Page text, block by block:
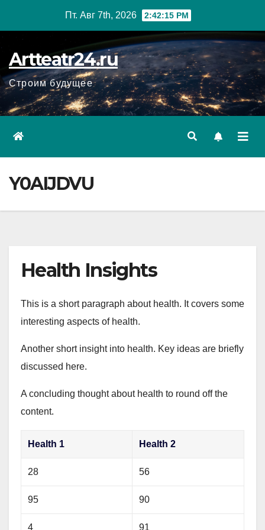
Пт. Авг 7th, 2026 2:42:16 PM
Artteatr24.ru
Строим будущее
Y0AIJDVU
Health Insights
This is a short paragraph about health. It covers some
interesting aspects of health.
Another short insight into health. Key ideas are briefly
discussed here.
A concluding thought about health to round off the
content.
Health 1 Health 2
28 56
95 90
4 91